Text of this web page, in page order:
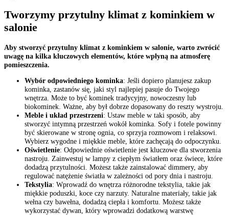
Tworzymy przytulny klimat z kominkiem w
salonie
Aby stworzyć przytulny klimat z kominkiem w salonie, warto zwrócić
uwagę na kilka kluczowych elementów, które wpłyną na atmosferę
pomieszczenia.
Wybór odpowiedniego kominka: Jeśli dopiero planujesz zakup
kominka, zastanów się, jaki styl najlepiej pasuje do Twojego
wnętrza. Może to być kominek tradycyjny, nowoczesny lub
biokominek. Ważne, aby był dobrze dopasowany do reszty wystroju.
Meble i układ przestrzeni: Ustaw meble w taki sposób, aby
stworzyć intymną przestrzeń wokół kominka. Sofy i fotele powinny
być skierowane w stronę ognia, co sprzyja rozmowom i relaksowi.
Wybierz wygodne i miękkie meble, które zachęcają do odpoczynku.
Oświetlenie: Odpowiednie oświetlenie jest kluczowe dla stworzenia
nastroju. Zainwestuj w lampy z ciepłym światłem oraz świece, które
dodadzą przytulności. Możesz także zainstalować dimmery, aby
regulować natężenie światła w zależności od pory dnia i nastroju.
Tekstylia: Wprowadź do wnętrza różnorodne tekstylia, takie jak
miękkie poduszki, koce czy narzuty. Naturalne materiały, takie jak
wełna czy bawełna, dodadzą ciepła i komfortu. Możesz także
wykorzystać dywan, który wprowadzi dodatkową warstwę